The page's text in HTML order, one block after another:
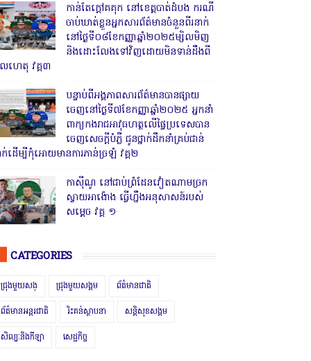
កាន់តែក្តៅគគុក នៅខេត្តបាត់ដំបង ករណី
ចាប់ឃាត់ខ្លួនអ្នកសារព័ត៌មានចំនួនពីរនាក់
នៅថ្ងៃទី០៨ខែកញ្ញាឆ្នាំ២០២៥ម្សិលមិញ
និងដោះលែងទៅវិញដោយមិនទាន់ដឹងពី
ហេតុ វគ្គ៣
បន្ទាប់ពីអង្គភាពសារព័ត៌មានបានផ្សាយ
ចេញនៅថ្ងៃទី៧ខែកញ្ញាឆ្នាំ២០២៥ អ្នកនាំ
ពាក្យកងរាជអាវុធហត្ថលើផ្ទៃប្រទេសបាន
ចេញសេចក្តីបំភ្លឺ ជូនថ្នាក់ដឹកនាំគ្រប់ជាន់
ាក់ដើម្បីកុំអោយមានការភាន់ច្រឡំ វគ្គ២
កាសុីណូ នៅជាប់ព្រំដែនវៀតណាមច្រក
ស្វាយអាង៉ោង ធ្វើហ្នឹងអនុសាសន៍របស់
សម្ដេច វគ្គ ១
CATEGORIES
ជ្រុងមួយសង្ ជ្រុងមួយសង្គម ព័ត៌មានជាតិ
ព័ត៌មានអន្តរជាតិ រិះគន់ស្ថាបនា សន្តិសុខសង្គម
សិល្បៈនិងកីឡា សេដ្ឋកិច្ច